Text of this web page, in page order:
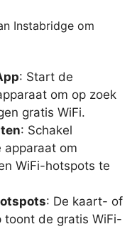
Instabridge om
: Start de
om op zoek
gratis WiFi.
: Schakel
apparaat om
WiFi-hotspots te
: De kaart- of
toont de gratis WiFi-